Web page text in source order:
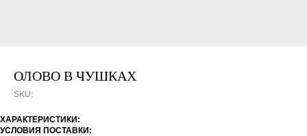
ОЛОВО В ЧУШКАХ
SKU:
ХАРАКТЕРИСТИКИ:
УСЛОВИЯ ПОСТАВКИ: